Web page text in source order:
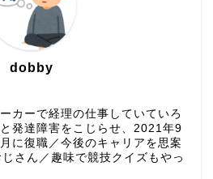
dobby
カーで経理の仕事していていろ
発達障害をこじらせ、2021年9
に復職／今後のキャリアを思案
さん／趣味で競技クイズもやっ